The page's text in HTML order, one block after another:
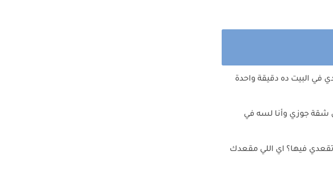
في البيت ده دقيقة واحدة
شقة جوزي وأنا لسه في
فيها؟ اي اللي مقعدك